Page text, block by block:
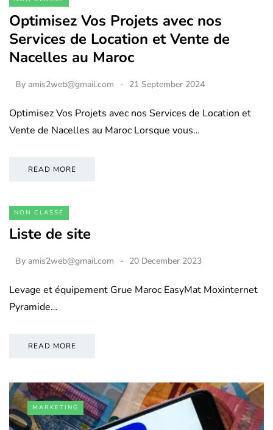
Optimisez Vos Projets avec nos
Services de Location et Vente de
Nacelles au Maroc
By amis2web@gmail.com 21 September 2024
Optimisez Vos Projets avec nos Services de Location et
Vente de Nacelles au Maroc Lorsque vous…
READ MORE
NON CLASSÉ
Liste de site
By amis2web@gmail.com 20 December 2023
Levage et équipement Grue Maroc EasyMat Moxinternet
Pyramide…
READ MORE
MARKETING